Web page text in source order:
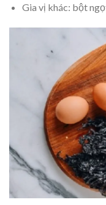
Gia vị khác: bột